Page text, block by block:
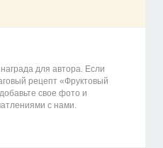
для автора. Если
рецепт «Фруктовый
свое фото и
с нами.